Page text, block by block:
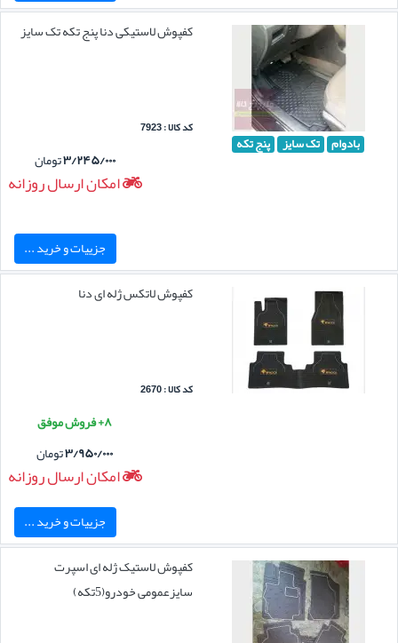
بادوام تک سایز پنج تکه
کفپوش لاستیکی دنا پنج تکه تک سایز
کد کالا : 7923
۳/۲۴۵/۰۰۰تومان
امکان ارسال روزانه
جزییات و خرید ...
کفپوش لاتکس ژله ای دنا
کد کالا : 2670
۸+ فروش موفق
۳/۹۵۰/۰۰۰تومان
امکان ارسال روزانه
جزییات و خرید ...
کفپوش لاستیک ژله ای اسپرت
سایزعمومی خودرو(5تکه)